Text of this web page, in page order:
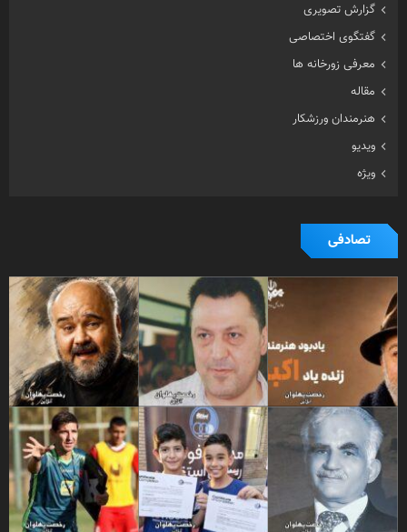
گزارش تصویری
گفتگوی اختصاصی
معرفی زورخانه ها
مقاله
هنرمندان ورزشکار
ویدیو
ویژه
تصادفی